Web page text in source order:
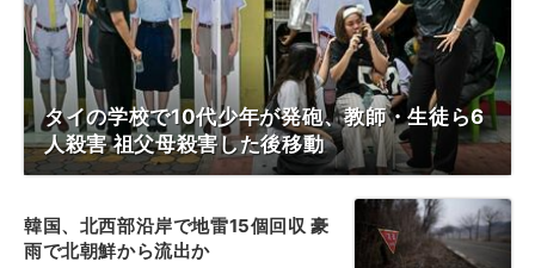
タイの学校で10代少年が発砲、教師・生徒ら6
人殺害 祖父母殺害した後移動
韓国、北西部沿岸で地雷15個回収 豪
雨で北朝鮮から流出か